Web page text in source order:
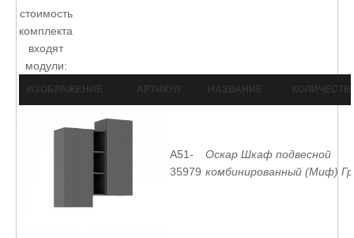
стоимость
комплекта
входят
модули:
ИЗОБРАЖЕНИЕ АРТИКУЛ НАЗВАНИЕ
A51-
35979
Оскар Шкаф подвесной
комбинированный (Миф)